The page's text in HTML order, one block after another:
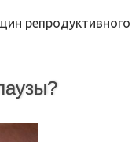
репродуктивного